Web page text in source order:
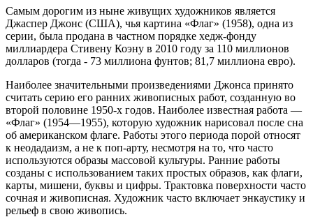
Самым дорогим из ныне живущих художников является
Джаспер Джонс (США), чья картина «Флаг» (1958), одна из
серии, была продана в частном порядке хедж-фонду
миллиардера Стивену Коэну в 2010 году за 110 миллионов
долларов (тогда - 73 миллиона фунтов; 81,7 миллиона евро).
Наиболее значительными произведениями Джонса принято
считать серию его ранних живописных работ, созданную во
второй половине 1950-х годов. Наиболее известная работа —
«Флаг» (1954—1955), которую художник нарисовал после сна
об американском флаге. Работы этого периода порой относят
к неодадаизм, а не к поп-арту, несмотря на то, что часто
используются образы массовой культуры. Ранние работы
созданы с использованием таких простых образов, как флаги,
карты, мишени, буквы и цифры. Трактовка поверхности часто
сочная и живописная. Художник часто включает энкаустику и
рельеф в свою живопись.